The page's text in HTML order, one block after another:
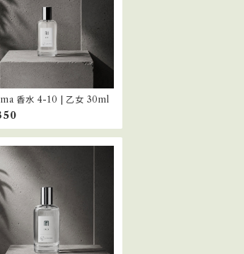
香水 4-10 | 乙女 30ml